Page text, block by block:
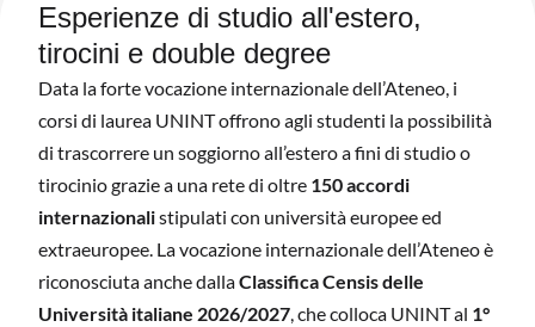
Esperienze di studio all'estero,
tirocini e double degree
Data la forte vocazione internazionale dell’Ateneo, i
corsi di laurea UNINT offrono agli studenti la possibilità
di trascorrere un soggiorno all’estero a fini di studio o
tirocinio grazie a una rete di oltre 150 accordi
internazionalistipulati con università europee ed
extraeuropee. La vocazione internazionale dell’Ateneo è
riconosciuta anche dallaClassifica Censis delle
Università italiane 2026/2027, che colloca UNINT al 1°